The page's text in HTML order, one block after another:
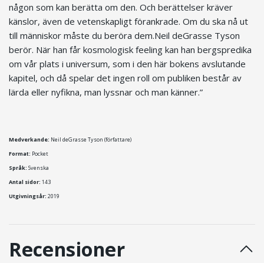
någon som kan berätta om den. Och berättelser kräver
känslor, även de vetenskapligt förankrade. Om du ska nå ut
till människor måste du beröra dem.Neil deGrasse Tyson
berör. När han får kosmologisk feeling kan han bergspredika
om vår plats i universum, som i den här bokens avslutande
kapitel, och då spelar det ingen roll om publiken består av
lärda eller nyfikna, man lyssnar och man känner.”
Medverkande: Neil deGrasse Tyson (författare)
Format: Pocket
Språk: Svenska
Antal sidor: 143
Utgivningsår: 2019
Recensioner